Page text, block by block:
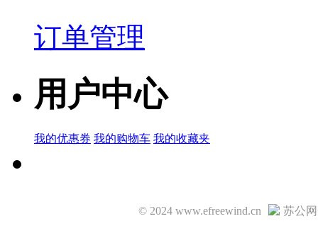
订单管理
用户中心
我的优惠券 我的购物车 我的收藏夹
© 2024 www.efreewind.cn 苏公网